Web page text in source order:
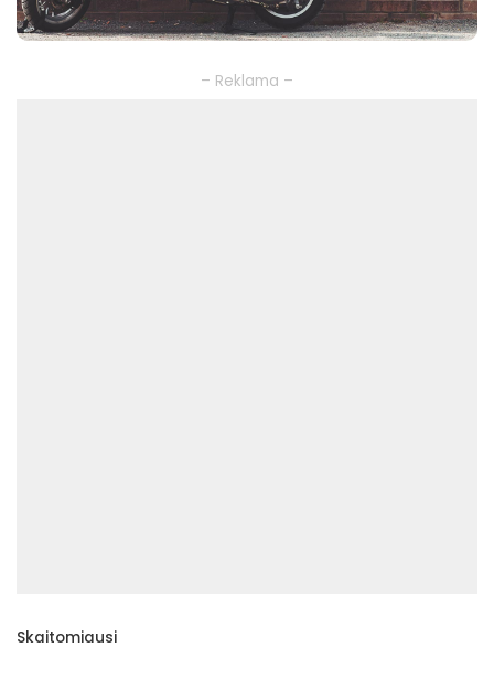
– Reklama –
Skaitomiausi